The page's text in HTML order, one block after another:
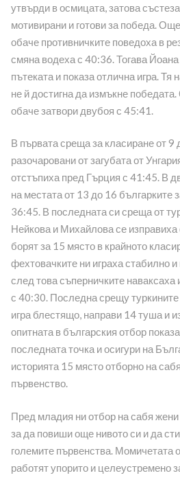
утвърди в осмицата, затова
мотивирани и готови за победа.
обаче противничките поведоха в
смяна водеха с 40:36. Тогава
пътеката и показа отлична игра.
не й достигна да измъкне
обаче затвори двубоя с 45:41.
В първата среща за класиране от 9
разочаровани от загубата от
отстъпиха пред Гърция с 41:45. В
на местата от 13 до 16 българките
36:45. В последната си среща от
Нейкова и Михайлова се
борят за 15 място в крайното
фехтовачките ни играха стабилно
след това съперничките наваксаха
с 40:30. Последна срещу
игра блестящо, направи 14 туша и
опитната в българския отбор
последната точка и осигури на
историята 15 място отборно на
първенство.
Пред младия ни отбор на сабя
за да повиши още нивото си и да
големите първенства. Момичетата
работят упорито и целеустремено